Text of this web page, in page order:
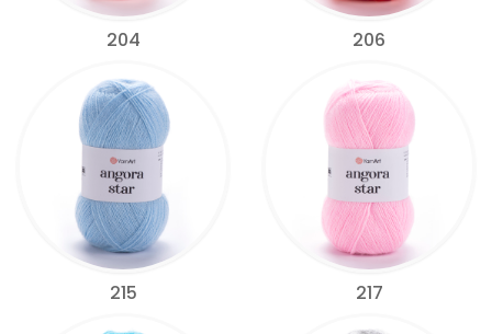
204 206
215 217